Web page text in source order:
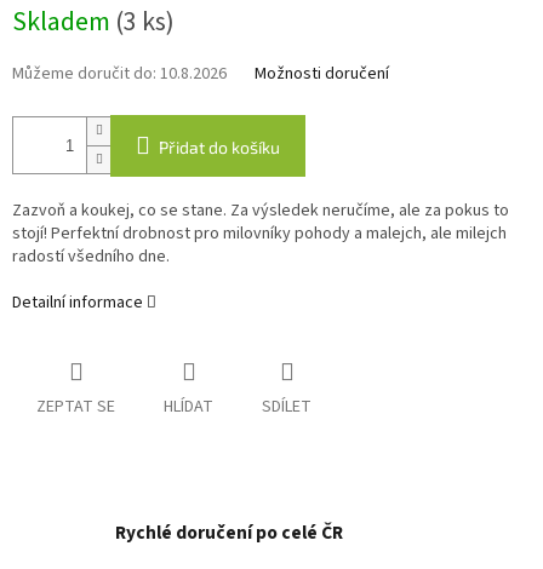
cena:
Skladem (3 ks)
Můžeme doručit do: 10.8.2026 Možnosti doručení
Přidat do košíku
Zazvoň a koukej, co se stane. Za výsledek neručíme, ale za pokus to
stojí! Perfektní drobnost pro milovníky pohody a malejch, ale milejch
radostí všedního dne.
Detailní informace
ZEPTAT SE HLÍDAT SDÍLET
Rychlé doručení po celé ČR